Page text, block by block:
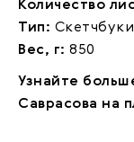
Количество
Тип: Скетчбуки
Вес, г: 850
Узнайте
Саврасова на